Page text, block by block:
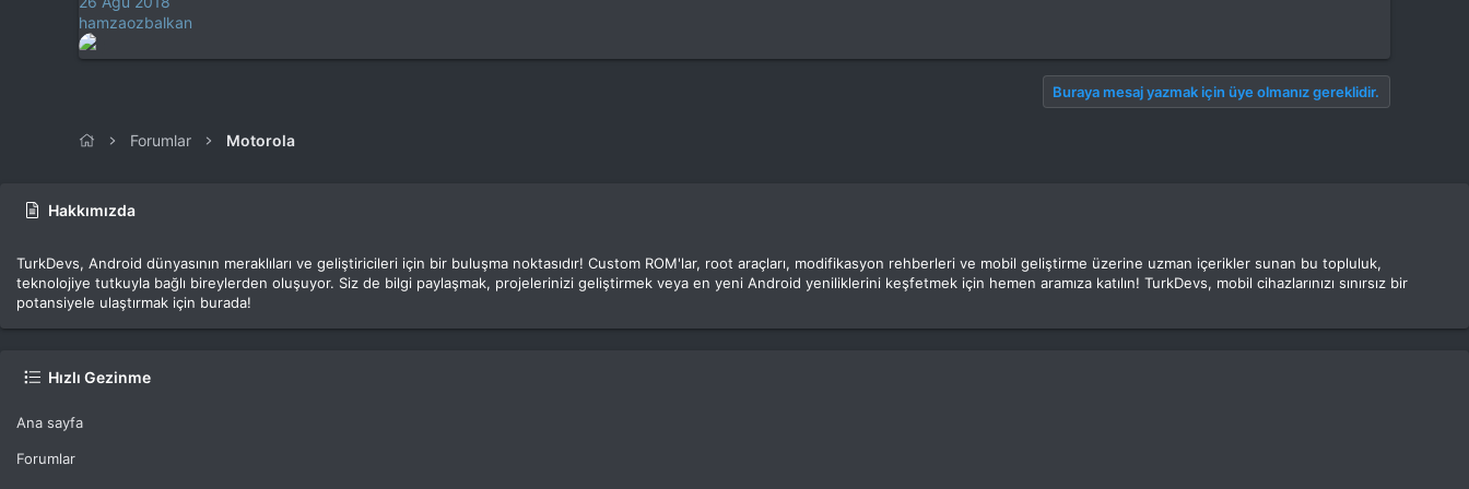
hamzaozbalkan
Buraya mesaj yazmak için üye olmanız gereklidir.
Forumlar Motorola
Hakkımızda
TurkDevs, Android dünyasının meraklıları ve geliştiricileri için bir buluşma noktasıdır! Custom ROM'lar, root araçları, modifikasyon rehberleri ve mobil geliştirme üzerine uzman içerikler sunan bu topluluk,
teknolojiye tutkuyla bağlı bireylerden oluşuyor. Siz de bilgi paylaşmak, projelerinizi geliştirmek veya en yeni Android yeniliklerini keşfetmek için hemen aramıza katılın! TurkDevs, mobil cihazlarınızı sınırsız bir
potansiyele ulaştırmak için burada!
Hızlı Gezinme
Ana sayfa
Forumlar